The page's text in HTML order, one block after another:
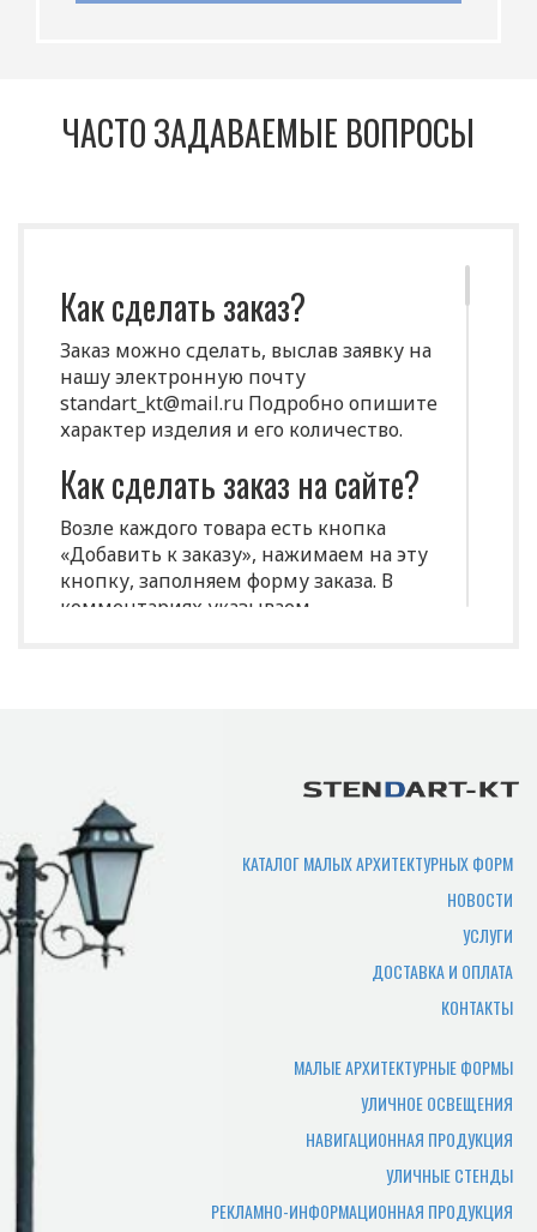
ЧАСТО ЗАДАВАЕМЫЕ ВОПРОСЫ
Как сделать заказ?
Заказ можно сделать, выслав заявку на
нашу электронную почту
standart_kt@mail.ru Подробно опишите
характер изделия и его количество.
Как сделать заказ на сайте?
Возле каждого товара есть кнопка
«Добавить к заказу», нажимаем на эту
кнопку, заполняем форму заказа. В
комментариях указываем
Срок производства продукции зависит
от нужного количества изделий,
сложности изготовления,
загруженности производства. В
среднем составляет 7-10 рабочих дней.
Где можно самому забрать
производства, или по адресу офиса.
Какие документы нужны
чтобы забрать заказ
КАТАЛОГ МАЛЫХ АРХИТЕКТУРНЫХ ФОРМ
НОВОСТИ
УСЛУГИ
ДОСТАВКА И ОПЛАТА
КОНТАКТЫ
МАЛЫЕ АРХИТЕКТУРНЫЕ ФОРМЫ
УЛИЧНОЕ ОСВЕЩЕНИЯ
НАВИГАЦИОННАЯ ПРОДУКЦИЯ
УЛИЧНЫЕ СТЕНДЫ
РЕКЛАМНО-ИНФОРМАЦИОННАЯ ПРОДУКЦИЯ